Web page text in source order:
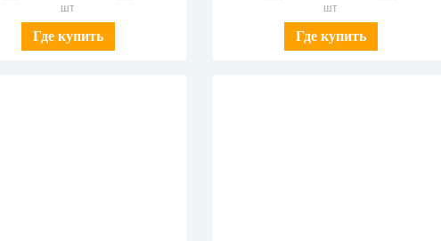
шт
Где купить
шт
Где купить